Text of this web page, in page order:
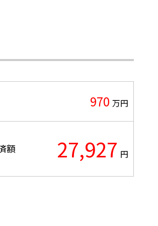
970 万円
額 27,927 円